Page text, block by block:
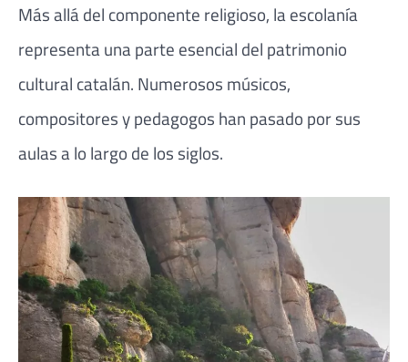
Más allá del componente religioso, la escolanía
representa una parte esencial del patrimonio
cultural catalán. Numerosos músicos,
compositores y pedagogos han pasado por sus
aulas a lo largo de los siglos.